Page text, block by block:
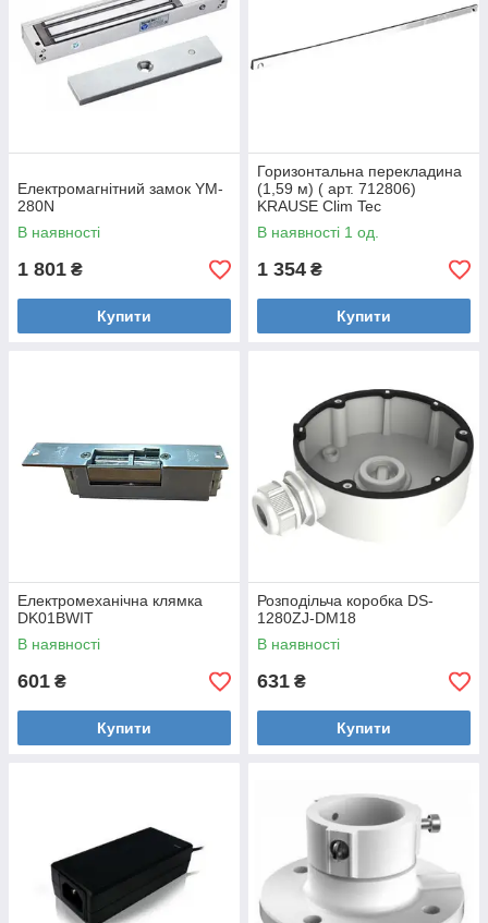
Електромагнітний замок YM-
280N
В наявності
1 801 ₴
Купити
Горизонтальна перекладина
(1,59 м) ( арт. 712806)
KRAUSE Clim Tec
В наявності 1 од.
1 354 ₴
Купити
Електромеханічна клямка
DK01BWIT
В наявності
601 ₴
Купити
Розподільча коробка DS-
1280ZJ-DM18
В наявності
631 ₴
Купити